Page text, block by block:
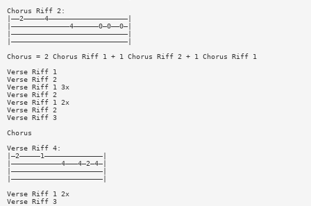
Chorus Riff 2:
|——2—————4———————————————————|
|——————————————4——————0—0——0—|
|————————————————————————————|
|————————————————————————————|
Chorus = 2 Chorus Riff 1 + 1 Chorus Riff 2 + 1 Chorus Riff 1
Verse Riff 1
Verse Riff 2
Verse Riff 1 3x
Verse Riff 2
Verse Riff 1 2x
Verse Riff 2
Verse Riff 3
Chorus
Verse Riff 4:
|—2—————1——————————————|
|————————————4———4—2—4—|
|——————————————————————|
|——————————————————————|
Verse Riff 1 2x
Verse Riff 3